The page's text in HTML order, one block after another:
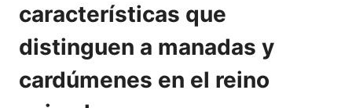
características que
distinguen a manadas y
cardúmenes en el reino